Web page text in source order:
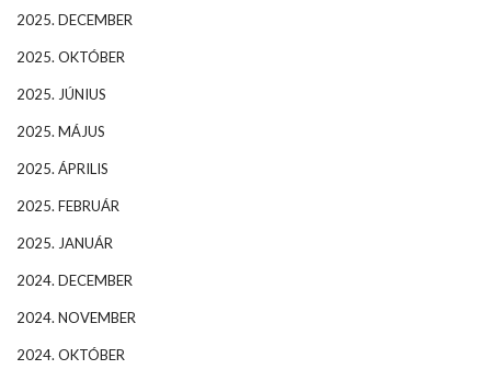
2025. DECEMBER
2025. OKTÓBER
2025. JÚNIUS
2025. MÁJUS
2025. ÁPRILIS
2025. FEBRUÁR
2025. JANUÁR
2024. DECEMBER
2024. NOVEMBER
2024. OKTÓBER